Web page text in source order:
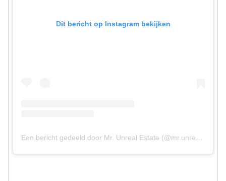
Dit bericht op Instagram bekijken
Een bericht gedeeld door Mr. Unreal Estate (@mr.unrealestate)